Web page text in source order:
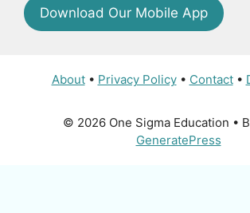
Download Our Mobile App
About• Privacy Policy• Contact•
© 2026 One Sigma Education •
GeneratePress